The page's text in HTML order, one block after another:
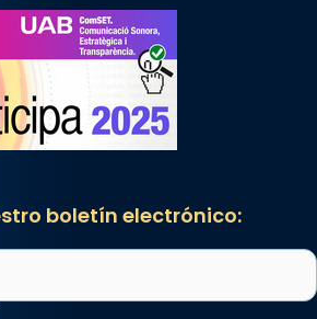
boletín electrónico: